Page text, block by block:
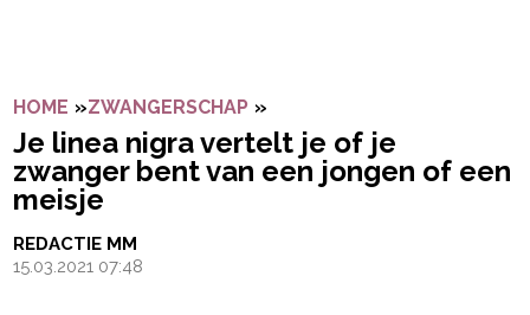
HOME »ZWANGERSCHAP »
Je linea nigra vertelt je of je
zwanger bent van een jongen of een
meisje
REDACTIE MM
15.03.2021 07:48